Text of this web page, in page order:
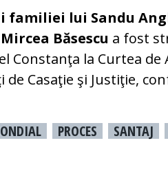
familiei lui Sandu
Băsescu a fost
Constanţa la Curtea
de Casaţie şi Justiţie,
PROCES SANTAJ